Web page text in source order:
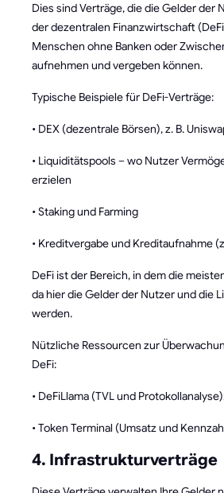
Dies sind Verträge, die die Gelder der
der dezentralen Finanzwirtschaft
Menschen ohne Banken oder
aufnehmen und vergeben können.
Typische Beispiele für DeFi-Verträge:
• DEX (dezentrale Börsen), z. B.
• Liquiditätspools – wo Nutzer
erzielen
• Staking und Farming
• Kreditvergabe und Kreditaufnahme
DeFi ist der Bereich, in dem die
da hier die Gelder der Nutzer und die
werden.
Nützliche Ressourcen zur
DeFi:
• DeFiLlama (TVL und
• Token Terminal (Umsatz und
4. Infrastrukturverträge